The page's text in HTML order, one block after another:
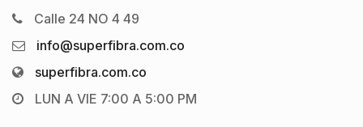
Calle 24 NO 4 49
info@superfibra.com.co
superfibra.com.co
LUN A VIE 7:00 A 5:00 PM